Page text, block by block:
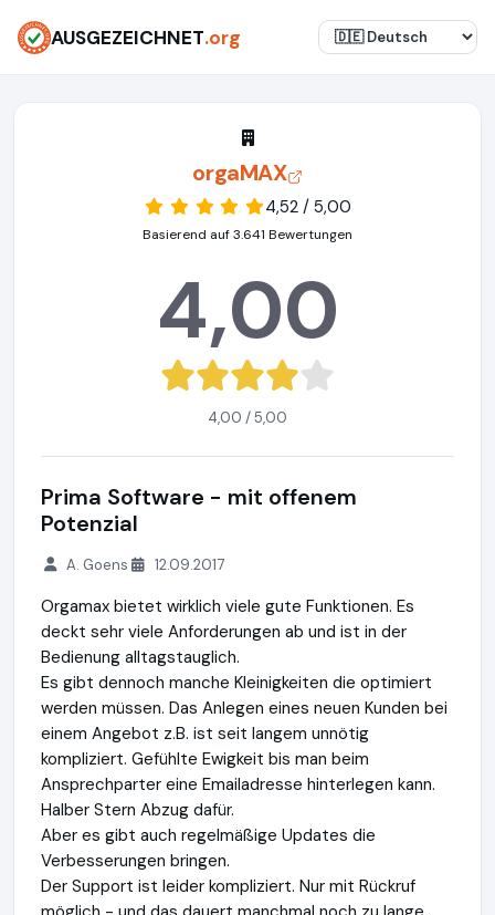
AUSGEZEICHNET.org
orgaMAX
4,52 / 5,00
Basierend auf 3.641 Bewertungen
4,00
4,00 / 5,00
Prima Software - mit offenem
Potenzial
A. Goens 12.09.2017
Orgamax bietet wirklich viele gute Funktionen. Es
deckt sehr viele Anforderungen ab und ist in der
Bedienung alltagstauglich.
Es gibt dennoch manche Kleinigkeiten die optimiert
werden müssen. Das Anlegen eines neuen Kunden bei
einem Angebot z.B. ist seit langem unnötig
kompliziert. Gefühlte Ewigkeit bis man beim
Ansprechparter eine Emailadresse hinterlegen kann.
Halber Stern Abzug dafür.
Aber es gibt auch regelmäßige Updates die
Verbesserungen bringen.
Der Support ist leider kompliziert. Nur mit Rückruf